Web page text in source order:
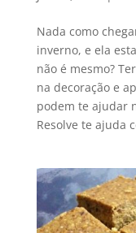
Nada como
inverno, e ela
não é mesmo?
na decoração e
podem te ajudar
Resolve te ajuda